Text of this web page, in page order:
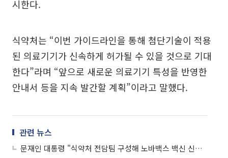
시한다.
식약처는 “이번 가이드라인을 통해 첨단기술이 적용
된 의료기기가 신속하게 허가될 수 있을 것으로 기대
한다”라며 “앞으로 새로운 의료기기 특성을 반영한
안내서 등을 지속 발간할 계획”이라고 말했다.
관련 뉴스
문재인 대통령 "식약처 전담팀 구성해 노바백스 백신 신속 허가"